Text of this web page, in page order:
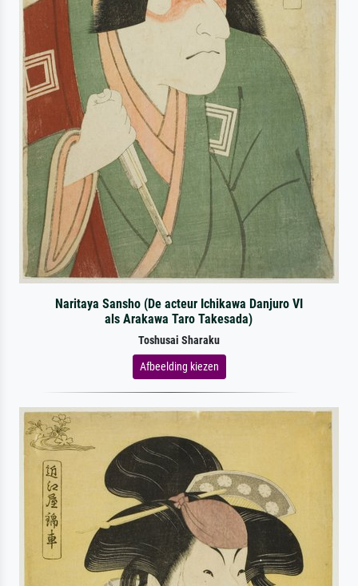
Naritaya Sansho (De acteur Ichikawa Danjuro VI
als Arakawa Taro Takesada)
Toshusai Sharaku
Afbeelding kiezen